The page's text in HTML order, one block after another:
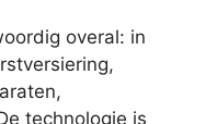
overal: in
technologie is